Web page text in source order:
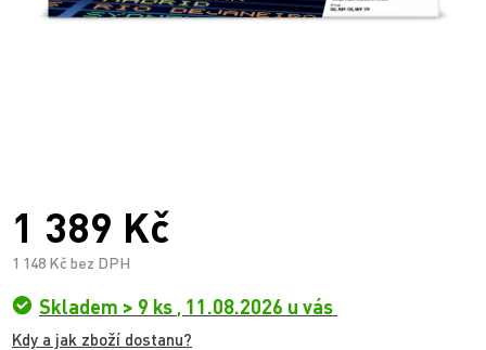
1 389 Kč
1 148 Kč bez DPH
Skladem > 9 ks , 11.08.2026 u vás
Kdy a jak zboží dostanu?